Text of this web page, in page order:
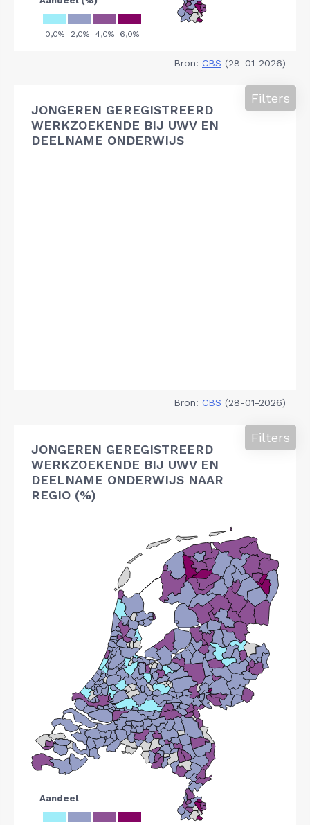
Bron: CBS (28-01-2026)
JONGEREN GEREGISTREERD
WERKZOEKENDE BIJ UWV EN
DEELNAME ONDERWIJS
Filters
Bron: CBS (28-01-2026)
JONGEREN GEREGISTREERD
WERKZOEKENDE BIJ UWV EN
DEELNAME ONDERWIJS NAAR
REGIO (%)
Filters